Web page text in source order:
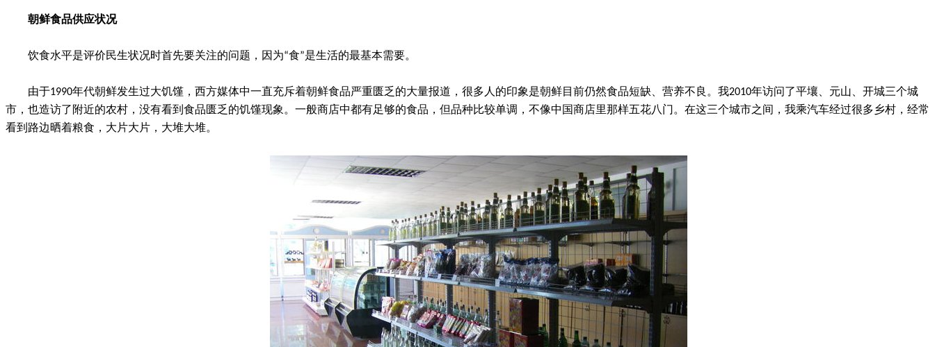
朝鲜食品供应状况
饮食水平是评价民生状况时首先要关注的问题，因为“食”是生活的最基本需要。
由于1990年代朝鲜发生过大饥馑，西方媒体中一直充斥着朝鲜食品严重匮乏的大量报道，很多人的印象是朝鲜目前仍然食品短缺、营养不良。我2010年访问了平壤、元山、开城三个城
市，也造访了附近的农村，没有看到食品匮乏的饥馑现象。一般商店中都有足够的食品，但品种比较单调，不像中国商店里那样五花八门。在这三个城市之间，我乘汽车经过很多乡村，经常
看到路边晒着粮食，大片大片，大堆大堆。